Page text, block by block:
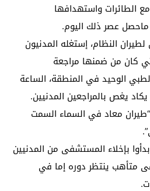
الطائرات واستهدافها
عصر ذلك اليوم.
النظام، إستغله المدنيون
كان من ضمنها مراجعة
الوحيد في المنطقة، الساعة
يغص بالمراجعين المدنيين.
معاد في السماء السمت
بإخلاء المستشفى من المدنيين
متأهب ينتظر دوره إما في